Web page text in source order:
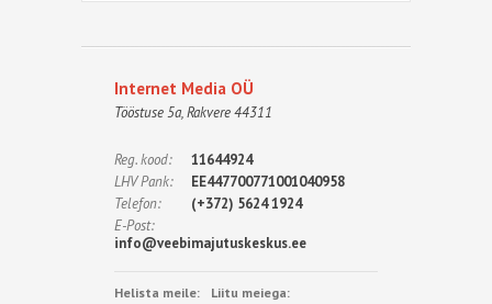
Internet Media OÜ
Tööstuse 5a, Rakvere 44311
Reg. kood:
11644924
LHV Pank:
EE447700771001040958
Telefon:
(+372) 5624 1924
E-Post:
info@veebimajutuskeskus.ee
Helista meile: Liitu meiega: